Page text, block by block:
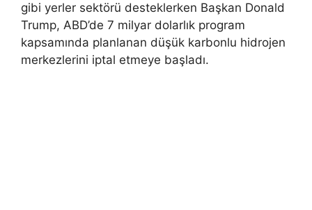
gibi yerler sektörü desteklerken Başkan Donald
Trump, ABD’de 7 milyar dolarlık program
kapsamında planlanan düşük karbonlu hidrojen
merkezlerini iptal etmeye başladı.